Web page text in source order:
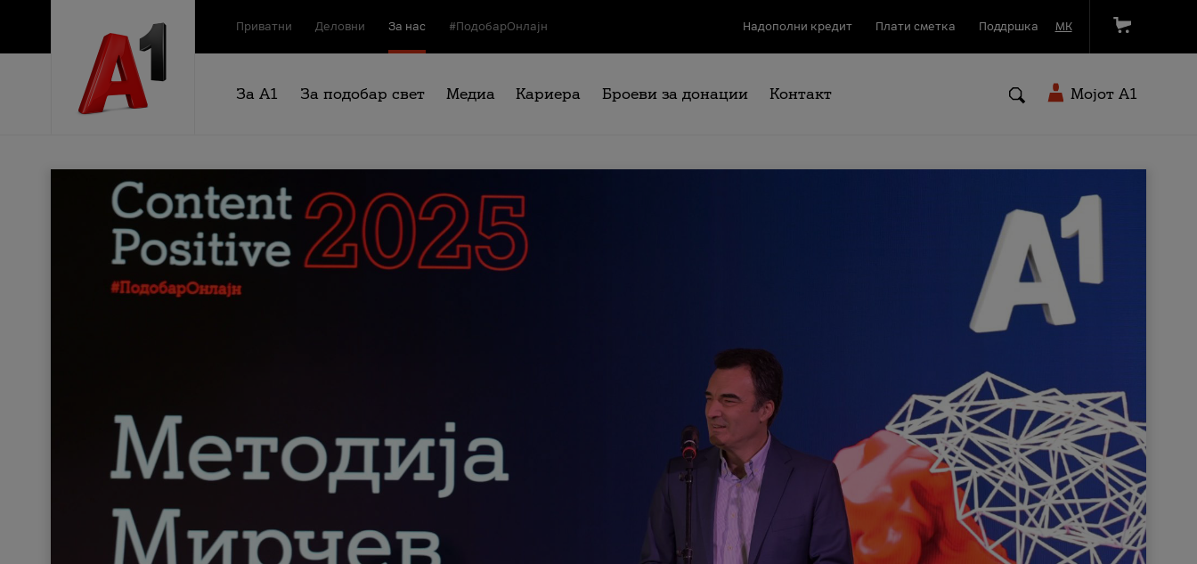
Приватни Деловни За нас #ПодобарОнлајн Надополни кредит Плати сметка Поддршка МК
За А1 За подобар свет Медиа Кариера Броеви за донации Контакт Мојот A1